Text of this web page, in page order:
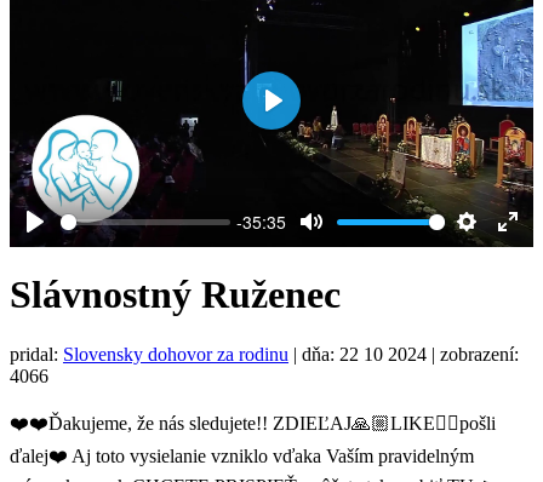
Play
-35:35
Mute Settings
Play
Slávnostný Ruženec
pridal: Slovensky dohovor za rodinu | dňa: 22 10 2024 | zobrazení:
4066
❤️❤️Ďakujeme, že nás sledujete!! ZDIEĽAJ🙏🏼LIKE👍🏼pošli
ďalej❤️ Aj toto vysielanie vzniklo vďaka Vaším pravidelným